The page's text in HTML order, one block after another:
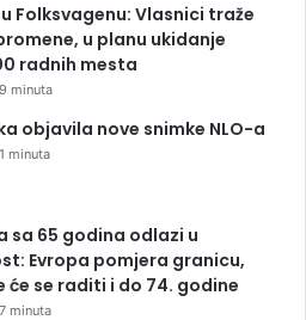
Folksvagenu: Vlasnici traže
u planu ukidanje
radnih mesta
minuta
objavila nove snimke NLO-a
minuta
sa 65 godina odlazi u
Evropa pomjera granicu,
će se raditi i do 74. godine
minuta